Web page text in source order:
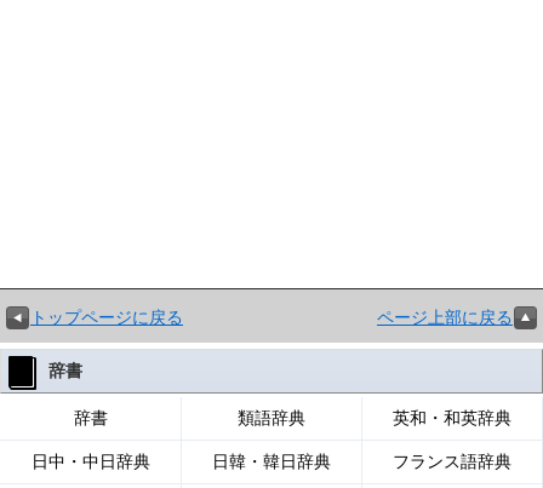
トップページに戻る ページ上部に戻る
辞書
辞書 類語辞典 英和・和英辞典
日中・中日辞典 日韓・韓日辞典 フランス語辞典